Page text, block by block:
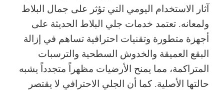
آثار الاستخدام اليومي التي تؤثر على جمال البلاط
ولمعانه. تعتمد خدمات جلي البلاط الحديثة على
أجهزة متطورة وتقنيات احترافية تساهم في إزالة
البقع العميقة والخدوش السطحية والترسبات
المتراكمة، مما يمنح الأرضيات مظهراً متجدداً يشبه
حالتها الأصلية. كما أن الجلي الاحترافي لا يقتصر